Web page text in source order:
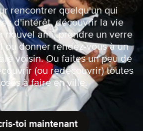
rencontrer quelqu'un qui
d'intérêt, découvrir la vie
nouvel ami, prendre un verre
ou donner rendez-vous à un
voisin. Ou faites un peu de
(ou redécouvrir) toutes
à faire en ville.
toi maintenant